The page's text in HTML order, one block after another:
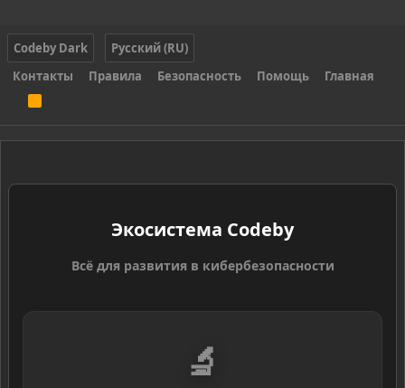
Codeby Dark
Русский (RU)
Контакты
Правила Безопасность Помощь Главная
S
Экосистема Codeby
Всё для развития в кибербезопасности
🔬